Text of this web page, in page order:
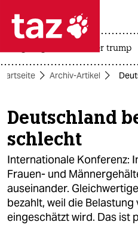
 taz zahl
taz zahl ich
themen
politik
öko
gesellschaft
kultur
usa unter trump
Archiv-Artikel
Deutschland
schlecht
Internationale Konferenz:
Frauen- und
auseinander.
bezahlt, weil die Belastung
eingeschätzt wird. Das ist